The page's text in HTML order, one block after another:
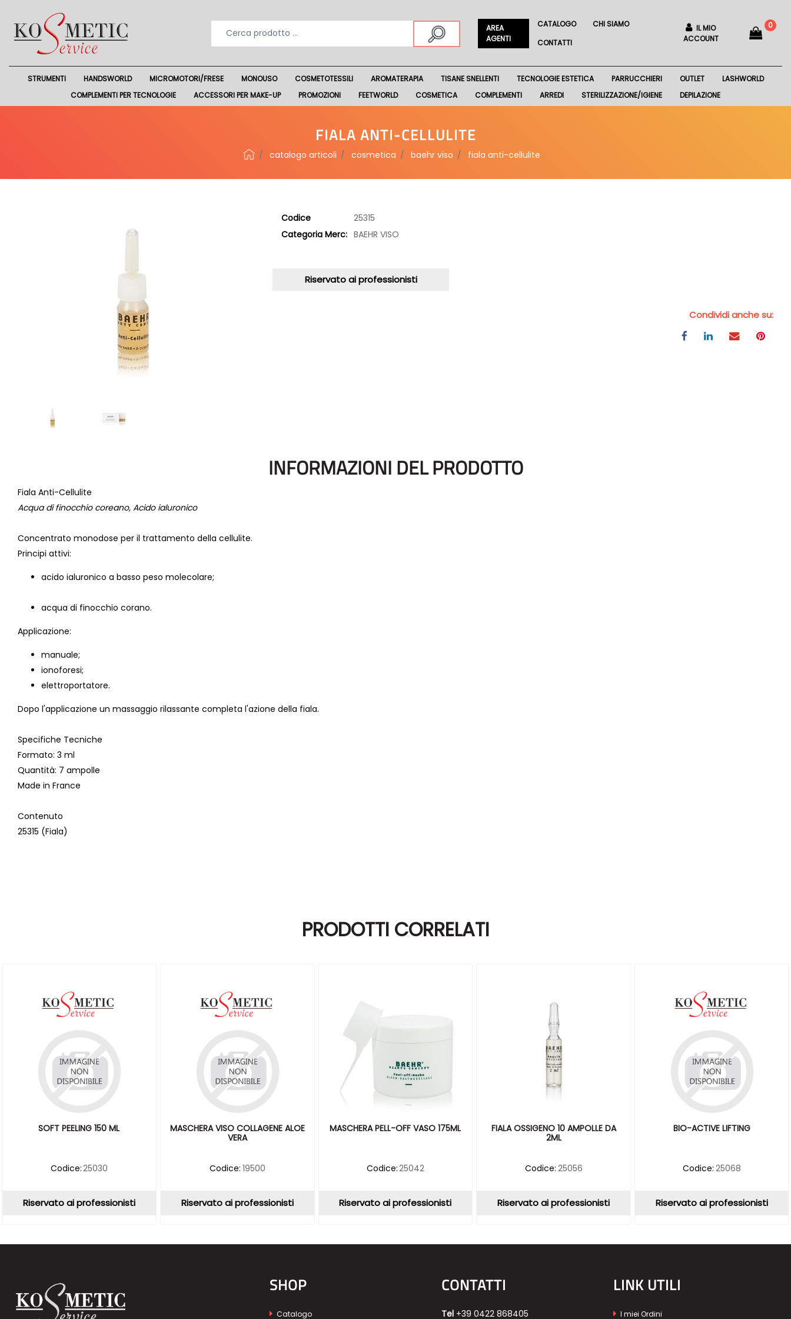
AREA
AGENTI
CATALOGO
CHI SIAMO
CONTATTI
IL MIO
ACCOUNT
0
STRUMENTI HANDSWORLD MICROMOTORI/FRESE MONOUSO COSMETOTESSILI AROMATERAPIA TISANE SNELLENTI TECNOLOGIE ESTETICA PARRUCCHIERI OUTLET
LASHWORLD
COMPLEMENTI PER TECNOLOGIE
ACCESSORI PER MAKE-UP PROMOZIONI FEETWORLD COSMETICA COMPLEMENTI ARREDI STERILIZZAZIONE/IGIENE DEPILAZIONE
FIALA ANTI-CELLULITE
catalogo articoli cosmetica baehr viso fiala anti-cellulite
Codice
25315
Categoria Merc: BAEHR VISO
Riservato ai professionisti
Condividi anche su:
INFORMAZIONI DEL PRODOTTO
Fiala Anti-Cellulite
Acqua di finocchio coreano, Acido ialuronico
Concentrato monodose per il trattamento della cellulite.
Principi attivi:
acido ialuronico a basso peso molecolare;
acqua di finocchio corano.
Applicazione:
manuale;
ionoforesi;
elettroportatore.
Dopo l'applicazione un massaggio rilassante completa l'azione della fiala.
Specifiche Tecniche
Formato: 3 ml
Quantità: 7 ampolle
Made in France
Contenuto
25315 (Fiala)
PRODOTTI CORRELATI
SOFT PEELING 150 ML
Codice:25030
Riservato ai professionisti
MASCHERA VISO COLLAGENE ALOE
VERA
Codice: 19500
Riservato ai professionisti
MASCHERA PELL-OFF VASO 175ML
Codice:25042
Riservato ai professionisti
FIALA OSSIGENO 10 AMPOLLE DA
2ML
Codice: 25056
Riservato ai professionisti
BIO-ACTIVE LIFTING
Codice: 25068
Riservato ai professionisti
SHOP
Catalogo
CONTATTI
Tel +39 0422 868405
LINK UTILI
I miei Ordini